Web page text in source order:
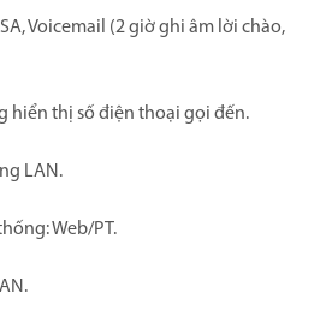
Voicemail (2 giờ ghi âm lời chào,
hiển thị số điện thoại gọi đến.
LAN.
Web/PT.